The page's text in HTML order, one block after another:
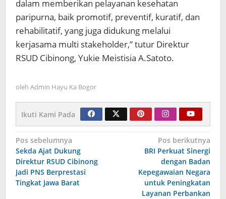
dalam memberikan pelayanan kesehatan
paripurna, baik promotif, preventif, kuratif, dan
rehabilitatif, yang juga didukung melalui
kerjasama multi stakeholder,” tutur Direktur
RSUD Cibinong, Yukie Meistisia A.Satoto.
oleh Admin Hayu Ka Bogor
Ikuti Kami Pada
Navigasi
pos
Pos sebelumnya
Sekda Ajat Dukung
Direktur RSUD Cibinong
Jadi PNS Berprestasi
Tingkat Jawa Barat
Pos berikutnya
BRI Perkuat Sinergi
dengan Badan
Kepegawaian Negara
untuk Peningkatan
Layanan Perbankan